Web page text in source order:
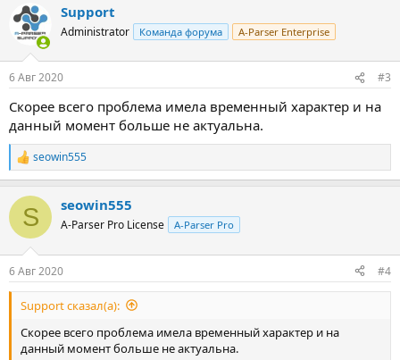
Support
Administrator Команда форума A-Parser Enterprise
6 Авг 2020 #3
Скорее всего проблема имела временный характер и на
данный момент больше не актуальна.
Р
е
к
и
seowin555
S seowin555
A-Parser Pro License A-Parser Pro
6 Авг 2020 #4
Support сказал(а):
Скорее всего проблема имела временный характер и на
данный момент больше не актуальна.